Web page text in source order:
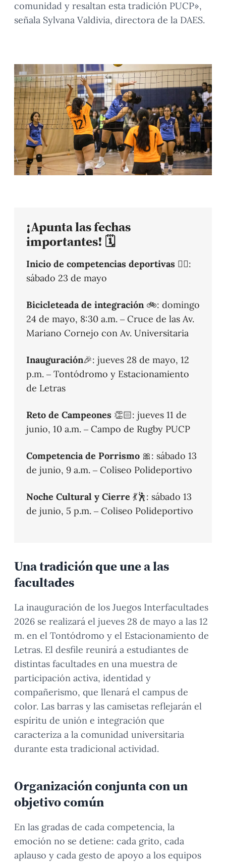
comunidad y resaltan esta tradición PUCP»,
señala Sylvana Valdivia, directora de la DAES.
¡Apunta las fechas
importantes! 🗓️
Inicio de competencias deportivas 🏋️‍♀️:
sábado 23 de mayo
Bicicleteada de integración 🚲: domingo
24 de mayo, 8:30 a.m. – Cruce de las Av.
Mariano Cornejo con Av. Universitaria
Inauguración🎉: jueves 28 de mayo, 12
p.m. – Tontódromo y Estacionamiento
de Letras
Reto de Campeones 👏🏻: jueves 11 de
junio, 10 a.m. – Campo de Rugby PUCP
Competencia de Porrismo 🎀: sábado 13
de junio, 9 a.m. – Coliseo Polideportivo
Noche Cultural y Cierre 💃🕺: sábado 13
de junio, 5 p.m. – Coliseo Polideportivo
Una tradición que une a las
facultades
La inauguración de los Juegos Interfacultades
2026 se realizará el jueves 28 de mayo a las 12
m. en el Tontódromo y el Estacionamiento de
Letras. El desfile reunirá a estudiantes de
distintas facultades en una muestra de
participación activa, identidad y
compañerismo, que llenará el campus de
color. Las barras y las camisetas reflejarán el
espíritu de unión e integración que
caracteriza a la comunidad universitaria
durante esta tradicional actividad.
Organización conjunta con un
objetivo común
En las gradas de cada competencia, la
emoción no se detiene: cada grito, cada
aplauso y cada gesto de apoyo a los equipos